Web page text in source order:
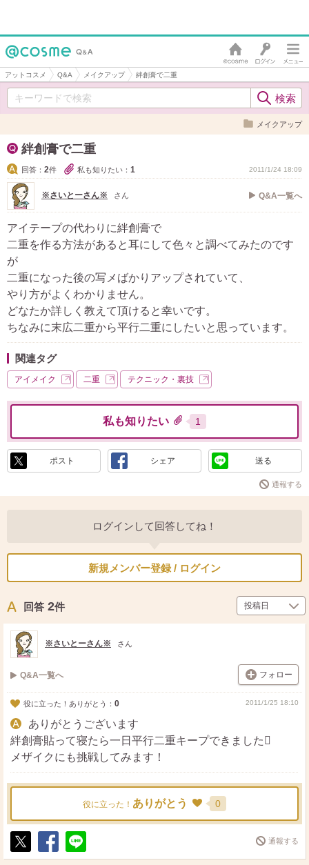
アットコスメ Q&A メイクアップ 絆創膏で二重
メイクアップ
絆創膏で二重
回答： 2件 私も知りたい： 1 2011/1/24 18:09
※さいとーさん※ さん Q&A一覧へ
アイテープの代わりに絆創膏で
二重を作る方法があると耳にして色々と調べてみたのです
が
二重になった後の写メばかりアップされていて、
やり方がよくわかりません。
どなたか詳しく教えて頂けると幸いです。
ちなみに末広二重から平行二重にしたいと思っています。
関連タグ
アイメイク 二重 テクニック・裏技
私も知りたい 1
ポスト シェア 送る
通報する
ログインして回答してね！
新規メンバー登録 / ログイン
回答 2件
※さいとーさん※ さん
Q&A一覧へ フォロー
役に立った！ありがとう： 0 2011/1/25 18:10
ありがとうございます
絆創膏貼って寝たら一日平行二重キープできました
メザイクにも挑戦してみます！
役に立った！ ありがとう 0
ポ
シ
送
通報する